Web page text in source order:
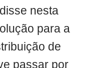
nesta
para a
de
passar por